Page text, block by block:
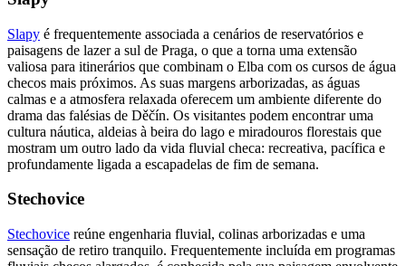
Slapy é frequentemente associada a cenários de reservatórios e
paisagens de lazer a sul de Praga, o que a torna uma extensão
valiosa para itinerários que combinam o Elba com os cursos de água
checos mais próximos. As suas margens arborizadas, as águas
calmas e a atmosfera relaxada oferecem um ambiente diferente do
drama das falésias de Děčín. Os visitantes podem encontrar uma
cultura náutica, aldeias à beira do lago e miradouros florestais que
mostram um outro lado da vida fluvial checa: recreativa, pacífica e
profundamente ligada a escapadelas de fim de semana.
Stechovice
Stechovice reúne engenharia fluvial, colinas arborizadas e uma
sensação de retiro tranquilo. Frequentemente incluída em programas